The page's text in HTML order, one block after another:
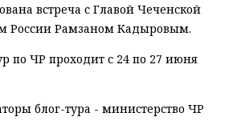
встреча с Главой Чеченской
России Рамзаном Кадыровым.
по ЧР проходит с 24 по 27 июня
блог-тура - министерство ЧР